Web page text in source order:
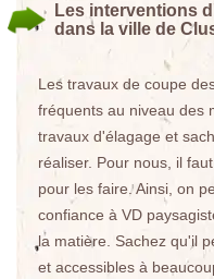
Les interventions
dans la ville de
Les travaux de coupe
fréquents au niveau des
travaux d'élagage et
réaliser. Pour nous, il
pour les faire. Ainsi, on
confiance à VD
la matière. Sachez qu'il
et accessibles à